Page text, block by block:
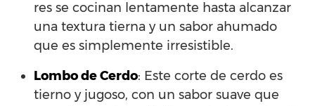
res se cocinan lentamente hasta alcanzar
una textura tierna y un sabor ahumado
que es simplemente irresistible.
Lombo de Cerdo: Este corte de cerdo es
tierno y jugoso, con un sabor suave que